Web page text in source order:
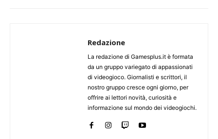
Redazione
La redazione di Gamesplus.it è formata
da un gruppo variegato di appassionati
di videogioco. Giornalisti e scrittori, il
nostro gruppo cresce ogni giorno, per
offrire ai lettori novità, curiosità e
informazione sul mondo dei videogiochi.